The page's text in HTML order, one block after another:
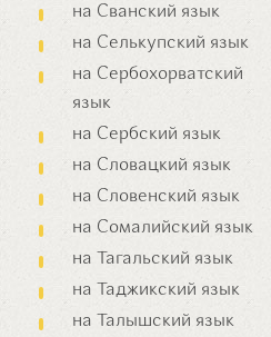
на Сванский язык
на Селькупский язык
на Сербохорватский
язык
на Сербский язык
на Словацкий язык
на Словенский язык
на Сомалийский язык
на Тагальский язык
на Таджикский язык
на Талышский язык